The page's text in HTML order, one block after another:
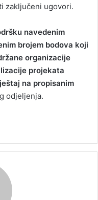
zaključeni ugovori.
navedenim
brojem bodova koji
organizacije
projekata
na propisanim
odjeljenja.